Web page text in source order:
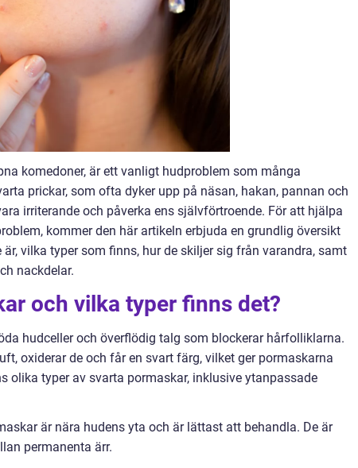
komedoner, är ett vanligt hudproblem som många
prickar, som ofta dyker upp på näsan, hakan, pannan och
irriterande och påverka ens självförtroende. För att hjälpa
kommer den här artikeln erbjuda en grundlig översikt
vilka typer som finns, hur de skiljer sig från varandra, samt
nackdelar.
och vilka typer finns det?
hudceller och överflödig talg som blockerar hårfolliklarna.
oxiderar de och får en svart färg, vilket ger pormaskarna
olika typer av svarta pormaskar, inklusive ytanpassade
är nära hudens yta och är lättast att behandla. De är
permanenta ärr.